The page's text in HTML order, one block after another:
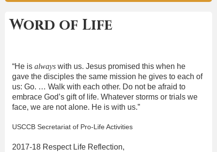
Word of Life
“He is always with us. Jesus promised this when he
gave the disciples the same mission he gives to each of
us: Go. … Walk with each other. Do not be afraid to
embrace God’s gift of life. Whatever storms or trials we
face, we are not alone. He is with us.”
USCCB Secretariat of Pro-Life Activities
2017-18 Respect Life Reflection,